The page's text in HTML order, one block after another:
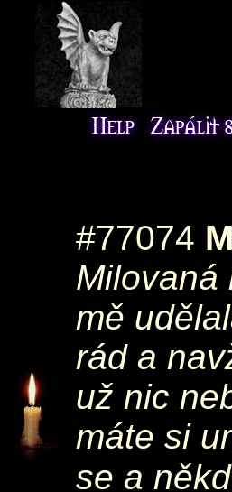
#77074
Milovaná
mě
rád a
už nic
máte si
se a